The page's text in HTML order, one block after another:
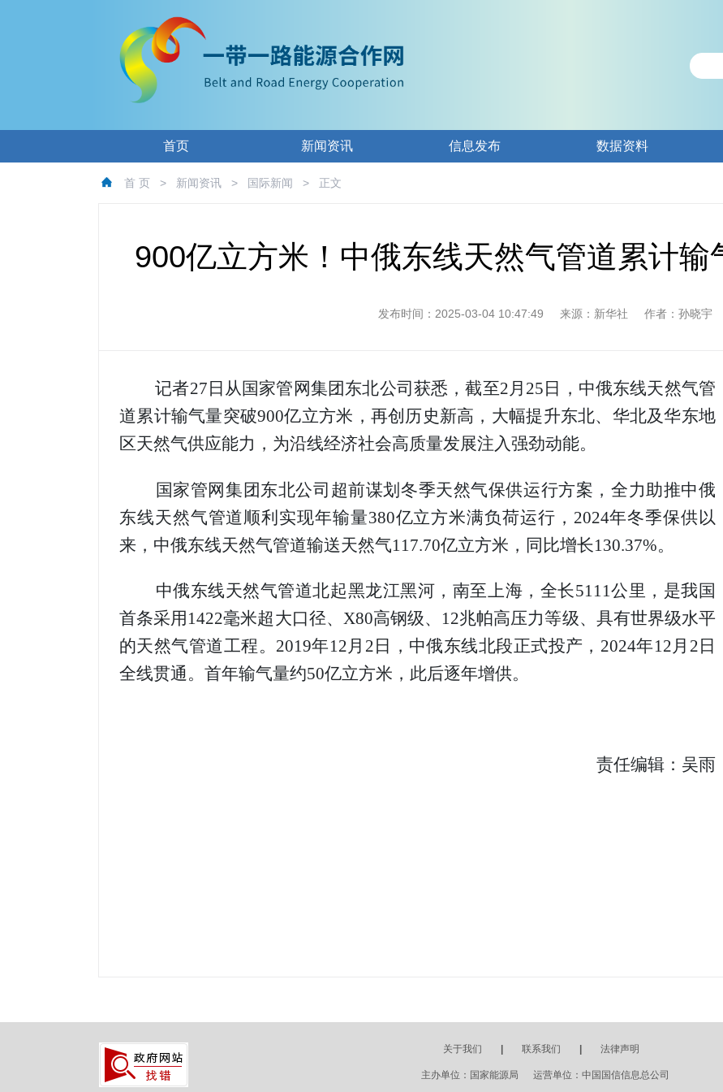
首页 新闻资讯 信息发布 数据资料
首 页 > 新闻资讯 > 国际新闻 > 正文
900亿立方米！中俄东线天然气管道累计输
发布时间：2025-03-04 10:47:49 来源：新华社 作者：孙晓宇
记者27日从国家管网集团东北公司获悉，截至2月25日，中俄东线天然气管
道累计输气量突破900亿立方米，再创历史新高，大幅提升东北、华北及华东地
区天然气供应能力，为沿线经济社会高质量发展注入强劲动能。
国家管网集团东北公司超前谋划冬季天然气保供运行方案，全力助推中俄
东线天然气管道顺利实现年输量380亿立方米满负荷运行，2024年冬季保供以
来，中俄东线天然气管道输送天然气117.70亿立方米，同比增长130.37%。
中俄东线天然气管道北起黑龙江黑河，南至上海，全长5111公里，是我国
首条采用1422毫米超大口径、X80高钢级、12兆帕高压力等级、具有世界级水平
的天然气管道工程。2019年12月2日，中俄东线北段正式投产，2024年12月2日
全线贯通。首年输气量约50亿立方米，此后逐年增供。
责任编辑：吴雨
关于我们 联系我们 法律声明
主办单位：国家能源局 运营单位：中国国信信息总公司